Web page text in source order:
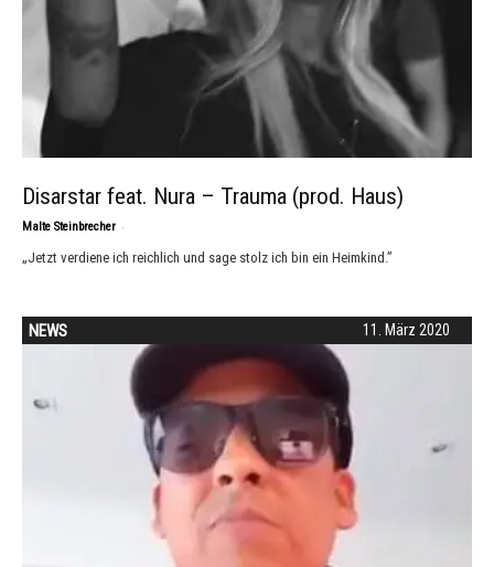
Disarstar feat. Nura – Trauma (prod. Haus)
Malte Steinbrecher -
„Jetzt verdiene ich reichlich und sage stolz ich bin ein Heimkind.”
11. März 2020
NEWS